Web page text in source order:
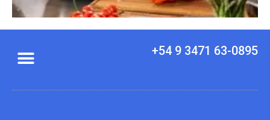
+54 9 3471 63-0895